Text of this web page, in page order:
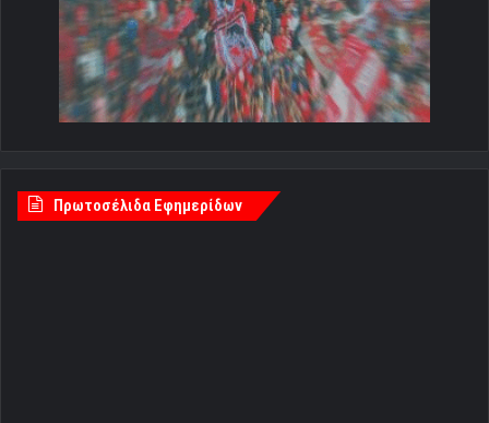
Πρωτοσέλιδα Εφημερίδων